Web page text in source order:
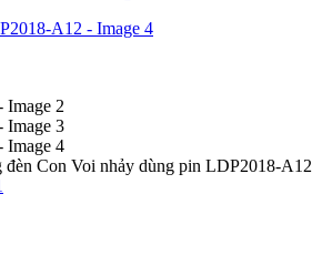
đèn Con Voi nhảy dùng pin LDP2018-A12